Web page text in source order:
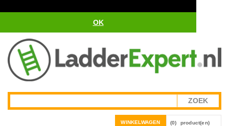
OK
WINKELWAGEN (0) product(en)